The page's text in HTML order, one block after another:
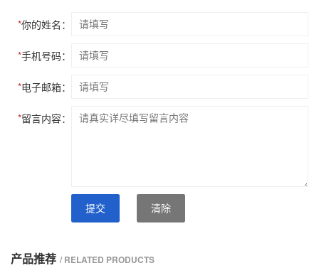
*你的姓名：
*手机号码：
*电子邮箱：
*留言内容：
提交 清除
产品推荐 / RELATED PRODUCTS